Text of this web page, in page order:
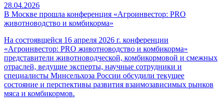
28.04.2026
В Москве прошла конференция «Агроинвестор: PRO
животноводство и комбикорма»
На состоявщейся 16 апреля 2026 г. конференции
«Агроинвестор: PRO животноводство и комбикорма»
представители животноводческой, комбикормовой и смежных
отраслей, ведущие эксперты, научные сотрудники и
специалисты Минсельхоза России обсудили текущее
состояние и перспективы развития взаимозависимых рынков
мяса и комбикормов.